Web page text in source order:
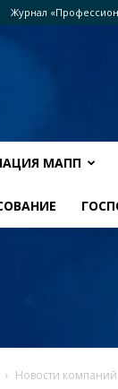
Журнал
МАПП
Новости компаний